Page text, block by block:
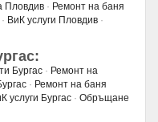
Пловдив · Ремонт на баня
· ВиК услуги Пловдив ·
Бургас · Ремонт на
· Ремонт на баня
услуги Бургас · Обръщане